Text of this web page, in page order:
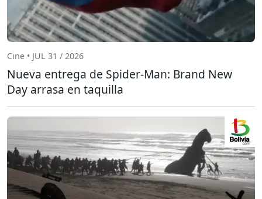
Cine • JUL 31 / 2026
Nueva entrega de Spider-Man: Brand New
Day arrasa en taquilla